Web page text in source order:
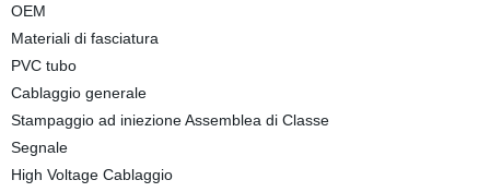
OEM
Materiali di fasciatura
PVC tubo
Cablaggio generale
Stampaggio ad iniezione Assemblea di Classe
Segnale
High Voltage Cablaggio